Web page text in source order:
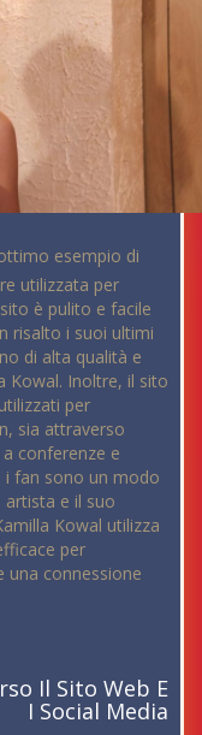
esempio di
utilizzata per
è pulito e facile
risalto i suoi ultimi
di alta qualità e
Kowal. Inoltre, il sito
per
sia attraverso
conferenze e
i fan sono un modo
e il suo
Kowal utilizza
per
una connessione
Il Sito Web E
I Social Media